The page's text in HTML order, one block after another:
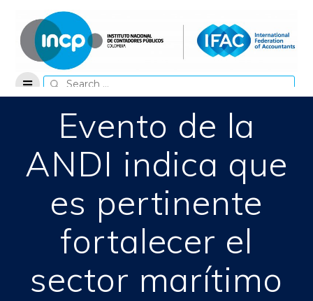
content
Search
for:
Evento de la
ANDI indica que
es pertinente
fortalecer el
sector marítimo